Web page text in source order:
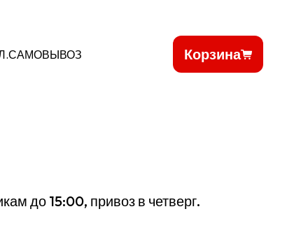
Корзина
до 15:00, привоз в четверг.